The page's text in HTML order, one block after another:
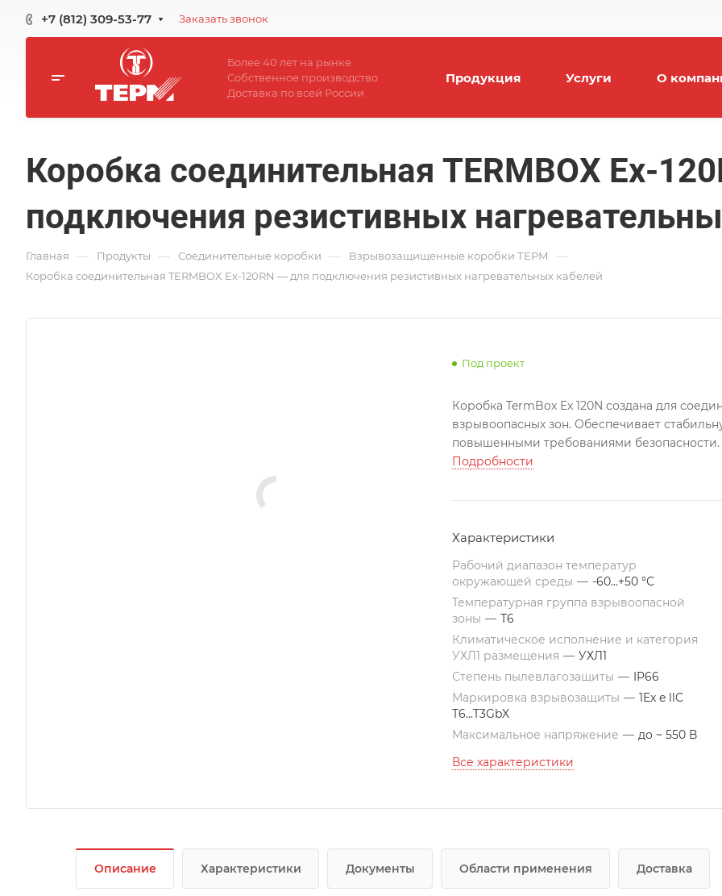
+7 (812) 309-53-77 Заказать звонок
Более 40 лет на рынке
Собственное производство
Доставка по всей России
Продукция Услуги О
Коробка соединительная TERMBOX Ex-
подключения резистивных
Главная — Продукты — Соединительные коробки — Взрывозащищенные коробки ТЕРМ —
Коробка соединительная TERMBOX Ex-120RN — для подключения резистивных нагревательных кабелей
Под проект
Коробка TermBox Ex 120N создана для
взрывоопасных зон. Обеспечивает
повышенными требованиями безопасности.
Подробности
Характеристики
Рабочий диапазон температур
окружающей среды — -60...+50 °С
Температурная группа взрывоопасной
зоны — Т6
Климатическое исполнение и категория
УХЛ1 размещения — УХЛ1
Степень пылевлагозащиты — IP66
Маркировка взрывозащиты — 1Ex e llC
T6...T3GbX
Максимальное напряжение — до ~ 550 В
Все характеристики
Описание Характеристики Документы Области применения Доставка